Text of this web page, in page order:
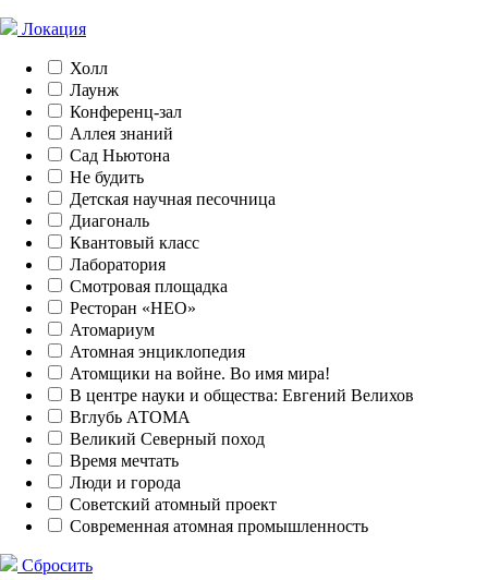
Локация
Холл
Лаунж
Конференц-зал
Аллея знаний
Сад Ньютона
Не будить
Детская научная песочница
Диагональ
Квантовый класс
Лаборатория
Смотровая площадка
Ресторан «НЕО»
Атомариум
Атомная энциклопедия
Атомщики на войне. Во имя мира!
В центре науки и общества: Евгений Велихов
Вглубь АТОМА
Великий Северный поход
Время мечтать
Люди и города
Советский атомный проект
Современная атомная промышленность
Сбросить